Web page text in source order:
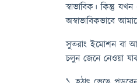
স্বাভাবিক। কিন্তু
অস্বাভাবিকভাবে
সুতরাং ইমোশন বা
চলুন জেনে নেওয়া